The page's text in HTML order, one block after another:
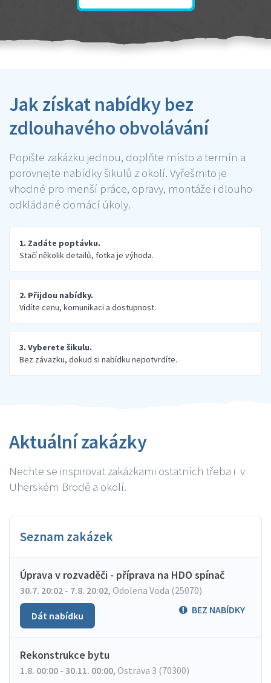
Jak získat nabídky bez
zdlouhavého obvolávání
Popište zakázku jednou, doplňte místo a termín a
porovnejte nabídky šikulů z okolí. Vyřešmito je
vhodné pro menší práce, opravy, montáže i dlouho
odkládané domácí úkoly.
1. Zadáte poptávku.
Stačí několik detailů, fotka je výhoda.
2. Přijdou nabídky.
Vidíte cenu, komunikaci a dostupnost.
3. Vyberete šikulu.
Bez závazku, dokud si nabídku nepotvrdíte.
Aktuální zakázky
Nechte se inspirovat zakázkami ostatních třeba i v
Uherském Brodě a okolí.
Seznam zakázek
Úprava v rozvaděči - příprava na HDO spínač
30.7. 20:02 - 7.8. 20:02, Odolena Voda (25070)
BEZ NABÍDKY
Dát nabídku
Rekonstrukce bytu
1.8. 00:00 - 30.11. 00:00, Ostrava 3 (70300)